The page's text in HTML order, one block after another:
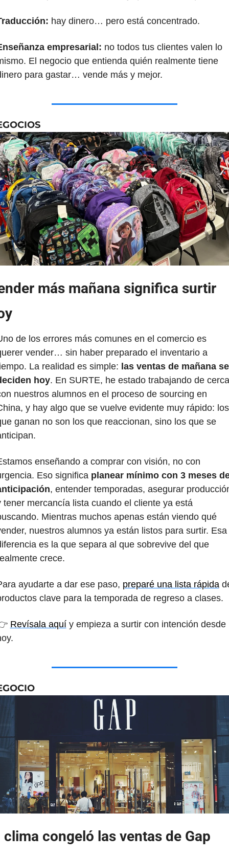
hay dinero… pero está concentrado.
empresarial: no todos tus clientes valen lo
El negocio que entienda quién realmente tiene
para gastar… vende más y mejor.
más mañana significa surtir
de los errores más comunes en el comercio es
vender… sin haber preparado el inventario a
La realidad es simple: las ventas de mañana se
hoy. En SURTE, he estado trabajando de cerca
nuestros alumnos en el proceso de sourcing en
y hay algo que se vuelve evidente muy rápido: los
ganan no son los que reaccionan, sino los que se
enseñando a comprar con visión, no con
Eso significa planear mínimo con 3 meses
, entender temporadas, asegurar
tener mercancía lista cuando el cliente ya está
Mientras muchos apenas están viendo qué
nuestros alumnos ya están listos para surtir. Esa
es la que separa al que sobrevive del que
crece.
ayudarte a dar ese paso, preparé una lista rápida
clave para la temporada de regreso a clases.
Revísala aquí y empieza a surtir con intención desde
clima congeló las ventas de Gap